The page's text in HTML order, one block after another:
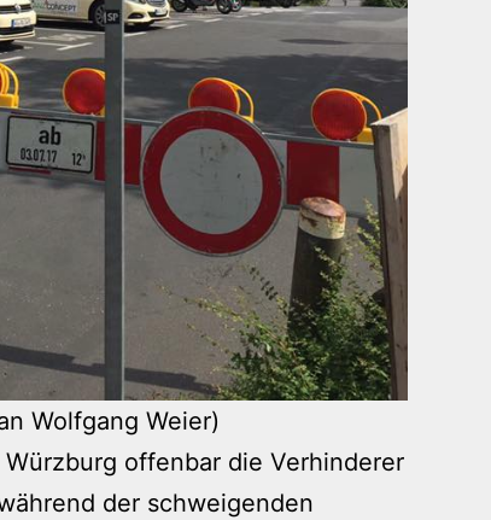
Wolfgang Weier)
offenbar die Verhinderer
der schweigenden